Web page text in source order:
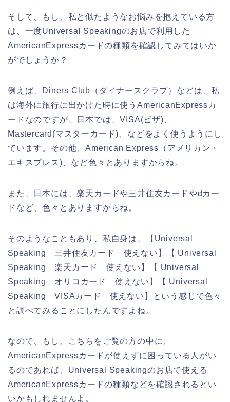
そして、もし、私と似たようなお悩みを抱えている方
は、一度Universal Speakingのお店で利用した
AmericanExpressカードの種類を確認してみてはいか
がでしょうか？
例えば、Diners Club（ダイナースクラブ）などは、私
は海外に旅行に出かけた時に使うAmericanExpressカ
ードなのですが、日本では、VISA(ビザ)、
Mastercard(マスターカード)、などをよく使うようにし
ています。その他、American Express（アメリカン・
エキスプレス)、など色々とありますからね。
また、日本には、楽天カードや三井住友カードやdカー
ドなど、色々とありますからね。
そのようなこともあり、私自身は、【Universal
Speaking 三井住友カード 使えない】【 Universal
Speaking 楽天カード 使えない】【 Universal
Speaking オリコカード 使えない】【 Universal
Speaking VISAカード 使えない】という感じで色々
と調べてみることにしたんですよね。
なので、もし、こちらをご覧の方の中に、
AmericanExpressカードが使えずに困っている人がい
るのであれば、Universal Speakingのお店で使える
AmericanExpressカードの種類などを確認されるとい
いかもしれませんよ。